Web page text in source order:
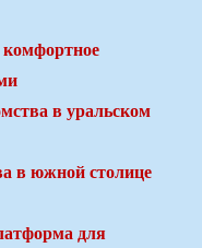
в уральском
в южной столице
для